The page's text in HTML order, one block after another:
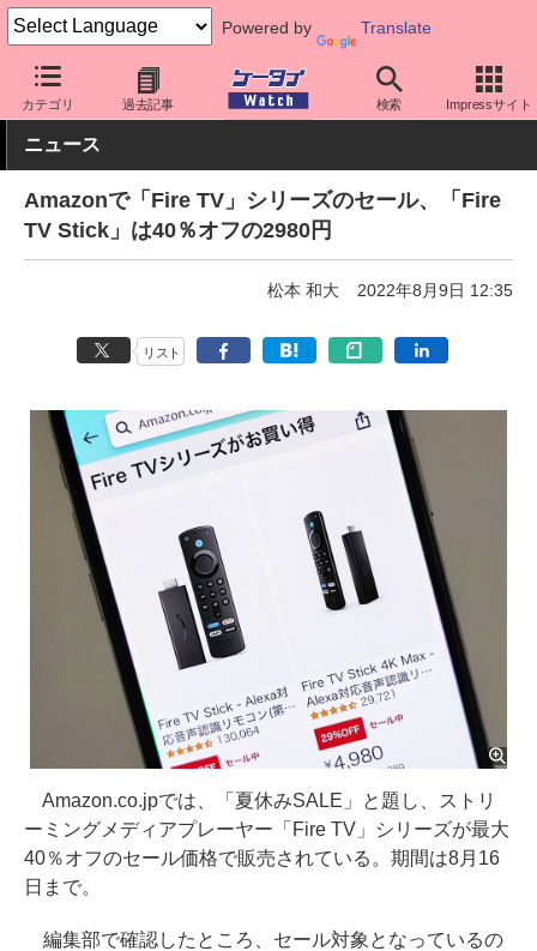
Powered by Translate
カテゴリ 過去記事 検索 Impressサイト
ケータイ Watch 周辺機器/アクセサリー その他
ニュース
Amazonで「Fire TV」シリーズのセール、「Fire
TV Stick」は40％オフの2980円
松本 和大 2022年8月9日 12:35
リスト
Amazon.co.jpでは、「夏休みSALE」と題し、ストリ
ーミングメディアプレーヤー「Fire TV」シリーズが最大
40％オフのセール価格で販売されている。期間は8月16
日まで。
編集部で確認したところ、セール対象となっているの